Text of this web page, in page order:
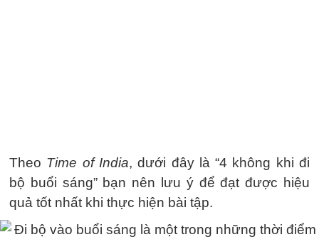
Theo Time of India, dưới đây là “4 không khi đi
bộ buổi sáng” bạn nên lưu ý để đạt được hiệu
quả tốt nhất khi thực hiện bài tập.